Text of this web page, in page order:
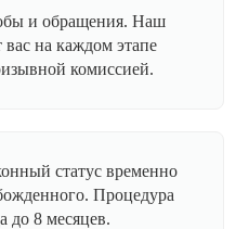
и обращения. Наш
на каждом этапе
комиссией.
статус временно
Процедура
до 8 месяцев.